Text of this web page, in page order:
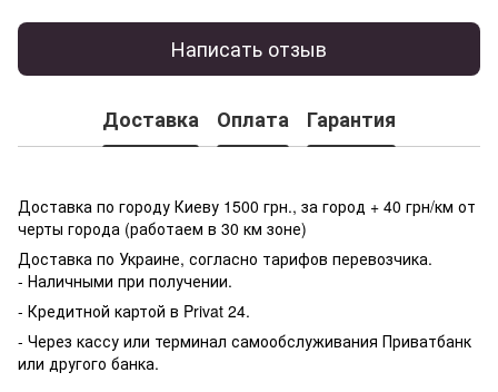
Написать отзыв
Доставка Оплата Гарантия
Доставка по городу Киеву 1500 грн., за город + 40 грн/км от
черты города (работаем в 30 км зоне)
Доставка по Украине, согласно тарифов перевозчика.
- Наличными при получении.
- Кредитной картой в Privat 24.
- Через кассу или терминал самообслуживания Приватбанк
или другого банка.